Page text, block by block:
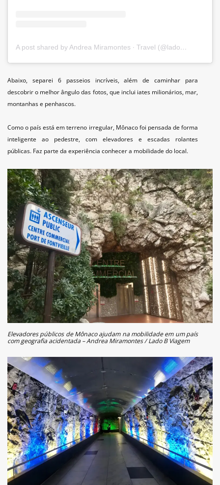
A post shared by Andrea Miramontes ∙ Travel (@ladobviagem)
Abaixo, separei 6 passeios incríveis, além de caminhar para
descobrir o melhor ângulo das fotos, que inclui iates milionários, mar,
montanhas e penhascos.
Como o país está em terreno irregular, Mônaco foi pensada de forma
inteligente ao pedestre, com elevadores e escadas rolantes
públicas. Faz parte da experiência conhecer a mobilidade do local.
Elevadores públicos de Mônaco ajudam na mobilidade em um país
com geografia acidentada – Andrea Miramontes / Lado B Viagem